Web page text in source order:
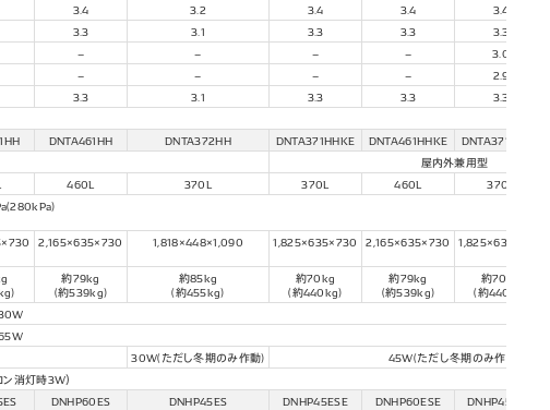
3.4 3.2 3.4 3.4
3.4
3.3 3.1 3.3 3.3
3.3
– – – –
3.0
– – – –
2.9
3.3 3.1 3.3 3.3
3.3
DNTA461HH DNTA372HH DNTA371HHKE DNTA461HHKE
DNTA371HHKE
屋内外兼用型
460L 370L 370L 460L
370L
2,165×635×730 1,818×448×1,090 1,825×635×730 2,165×635×730 1,825×635×730
約79kg
(約539kg)
約85kg
(約455kg)
約70kg
(約440kg)
約79kg
(約539kg)
約70kg
(約440kg)
30W(ただし冬期のみ作動)
45W(ただし冬期のみ作動)
ン消灯時3W）
DNHP60ES DNHP45ES DNHP45ESE DNHP60ESE
DNHP45HSK